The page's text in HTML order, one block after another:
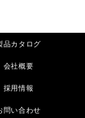
品カタログ
会社概要
採用情報
問い合わせ